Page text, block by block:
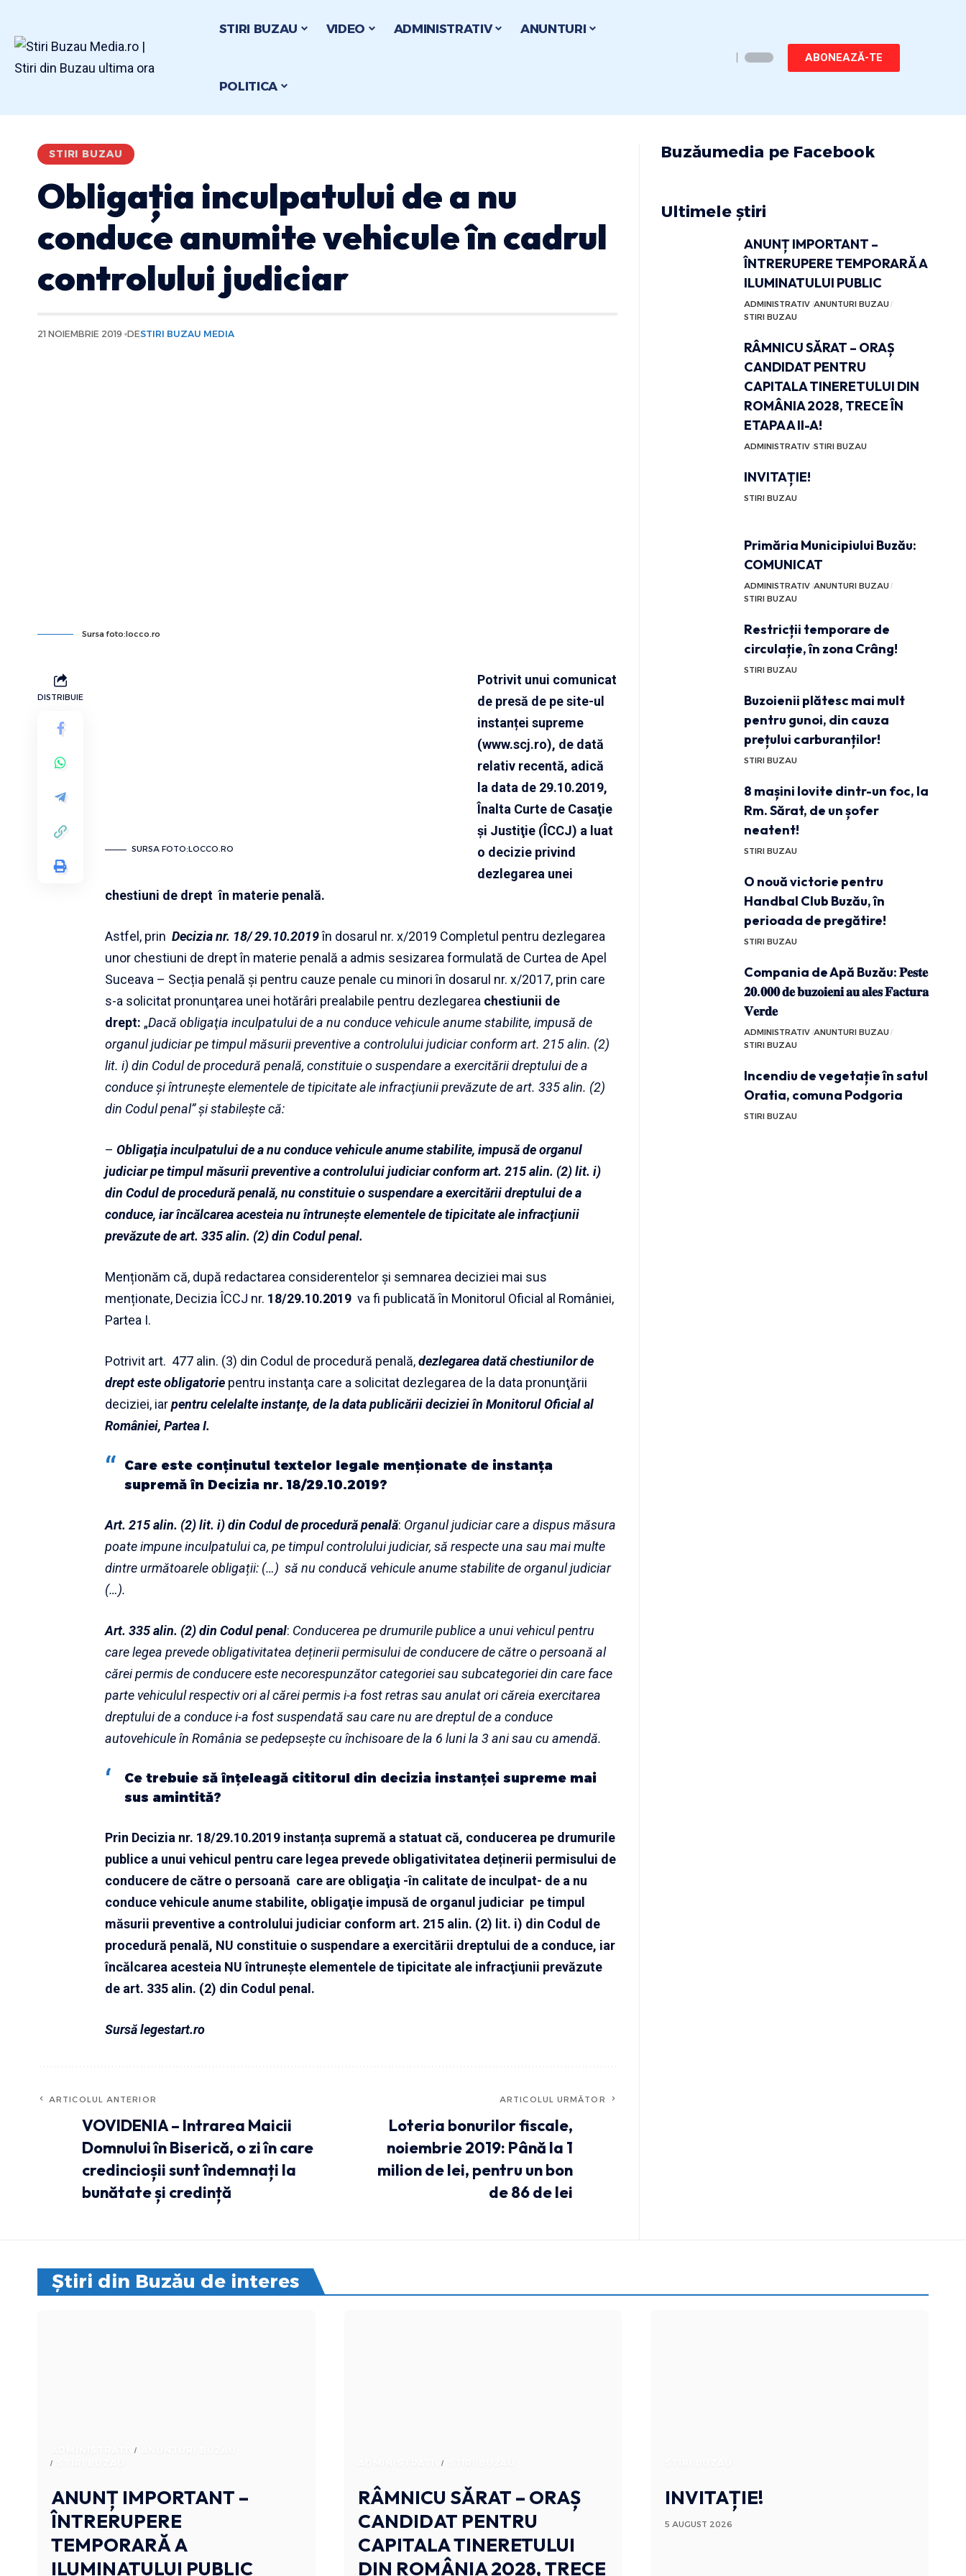
STIRI BUZAU VIDEO ADMINISTRATIV ANUNTURI
POLITICA
ABONEAZĂ-TE
STIRI BUZAU
Obligația inculpatului de a nu
conduce anumite vehicule în cadrul
controlului judiciar
21 NOIEMBRIE 2019 DESTIRI BUZAU MEDIA
Sursa foto:locco.ro
DISTRIBUIE
SURSA FOTO:LOCCO.RO
Potrivit unui comunicat
de presă de pe site-ul
instanței supreme
(www.scj.ro), de dată
relativ recentă, adică
la data de 29.10.2019,
Înalta Curte de Casaţie
şi Justiţie (ÎCCJ) a luat
o decizie privind
dezlegarea unei
chestiuni de drept în materie penală.
Astfel, prin Decizia nr. 18/ 29.10.2019în dosarul nr. x/2019 Completul pentru dezlegarea
unor chestiuni de drept în materie penală a admis sesizarea formulată de Curtea de Apel
Suceava – Secția penală şi pentru cauze penale cu minori în dosarul nr. x/2017, prin care
s-a solicitat pronunţarea unei hotărâri prealabile pentru dezlegarea chestiunii de
drept: „Dacă obligaţia inculpatului de a nu conduce vehicule anume stabilite, impusă de
organul judiciar pe timpul măsurii preventive a controlului judiciar conform art. 215 alin. (2)
lit. i) din Codul de procedură penală, constituie o suspendare a exercitării dreptului de a
conduce şi întruneşte elementele de tipicitate ale infracţiunii prevăzute de art. 335 alin. (2)
din Codul penal” și stabilește că:
– Obligaţia inculpatului de a nu conduce vehicule anume stabilite, impusă de organul
judiciar pe timpul măsurii preventive a controlului judiciar conform art. 215 alin. (2) lit. i)
din Codul de procedură penală, nu constituie o suspendare a exercitării dreptului de a
conduce, iar încălcarea acesteia nu întruneşte elementele de tipicitate ale infracţiunii
prevăzute de art. 335 alin. (2) din Codul penal.
Menționăm că, după redactarea considerentelor şi semnarea deciziei mai sus
menționate, Decizia ÎCCJ nr. 18/29.10.2019 va fi publicată în Monitorul Oficial al României,
Partea I.
Potrivit art. 477 alin. (3) din Codul de procedură penală,dezlegarea dată chestiunilor de
drept este obligatorie pentru instanţa care a solicitat dezlegarea de la data pronunţării
deciziei, iarpentru celelalte instanţe, de la data publicării deciziei în Monitorul Oficial al
României, Partea I.
Care este conținutul textelor legale menționate de instanța
supremă în Decizia nr. 18/29.10.2019?
Art. 215 alin. (2) lit. i) din Codul de procedură penală: Organul judiciar care a dispus măsura
poate impune inculpatului ca, pe timpul controlului judiciar, să respecte una sau mai multe
dintre următoarele obligații: (…) să nu conducă vehicule anume stabilite de organul judiciar
(…).
Art. 335 alin. (2) din Codul penal: Conducerea pe drumurile publice a unui vehicul pentru
care legea prevede obligativitatea deținerii permisului de conducere de către o persoană al
cărei permis de conducere este necorespunzător categoriei sau subcategoriei din care face
parte vehiculul respectiv ori al cărei permis i-a fost retras sau anulat ori căreia exercitarea
dreptului de a conduce i-a fost suspendată sau care nu are dreptul de a conduce
autovehicule în România se pedepsește cu închisoare de la 6 luni la 3 ani sau cu amendă.
Ce trebuie să înțeleagă cititorul din decizia instanței supreme mai
sus amintită?
Prin Decizia nr. 18/29.10.2019 instanța supremă a statuat că, conducerea pe drumurile
publice a unui vehicul pentru care legea prevede obligativitatea deținerii permisului de
conducere de către o persoană care are obligaţia -în calitate de inculpat- de a nu
conduce vehicule anume stabilite, obligaţie impusă de organul judiciar pe timpul
măsurii preventive a controlului judiciar conform art. 215 alin. (2) lit. i) din Codul de
procedură penală, NU constituie o suspendare a exercitării dreptului de a conduce, iar
încălcarea acesteia NU întruneşte elementele de tipicitate ale infracţiunii prevăzute
de art. 335 alin. (2) din Codul penal.
Sursă legestart.ro
ARTICOLUL ANTERIOR
VOVIDENIA – Intrarea Maicii
Domnului în Biserică, o zi în care
credincioșii sunt îndemnați la
bunătate și credință
ARTICOLUL URMĂTOR
Loteria bonurilor fiscale,
noiembrie 2019: Până la 1
milion de lei, pentru un bon
de 86 de lei
Buzăumedia pe Facebook
Ultimele știri
ANUNȚ IMPORTANT –
ÎNTRERUPERE TEMPORARĂ A
ILUMINATULUI PUBLIC
ADMINISTRATIV ANUNTURI BUZAU
STIRI BUZAU
RÂMNICU SĂRAT – ORAȘ
CANDIDAT PENTRU
CAPITALA TINERETULUI DIN
ROMÂNIA 2028, TRECE ÎN
ETAPA A II-A!
ADMINISTRATIV STIRI BUZAU
INVITAȚIE!
STIRI BUZAU
Primăria Municipiului Buzău:
COMUNICAT
ADMINISTRATIV ANUNTURI BUZAU
STIRI BUZAU
Restricții temporare de
circulație, în zona Crâng!
STIRI BUZAU
Buzoienii plătesc mai mult
pentru gunoi, din cauza
prețului carburanților!
STIRI BUZAU
8 mașini lovite dintr-un foc, la
Rm. Sărat, de un șofer
neatent!
STIRI BUZAU
O nouă victorie pentru
Handbal Club Buzău, în
perioada de pregătire!
STIRI BUZAU
Compania de Apă Buzău: 𝐏𝐞𝐬𝐭𝐞
𝟐𝟎.𝟎𝟎𝟎 𝐝𝐞 𝐛𝐮𝐳𝐨𝐢𝐞𝐧𝐢 𝐚𝐮 𝐚𝐥𝐞𝐬 𝐅𝐚𝐜𝐭𝐮𝐫𝐚
𝐕𝐞𝐫𝐝𝐞
ADMINISTRATIV ANUNTURI BUZAU
STIRI BUZAU
Incendiu de vegetație în satul
Oratia, comuna Podgoria
STIRI BUZAU
Știri din Buzău de interes
ADMINISTRATIV
ANUNȚ IMPORTANT –
ÎNTRERUPERE
TEMPORARĂ A
ILUMINATULUI PUBLIC
ADMINISTRATIV
RÂMNICU SĂRAT – ORAȘ
CANDIDAT PENTRU
CAPITALA TINERETULUI
DIN ROMÂNIA 2028, TRECE
INVITAȚIE!
5 AUGUST 2026